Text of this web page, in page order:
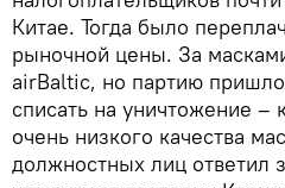
Китае. Тогда было
рыночной цены. За
airBaltic, но партию
списать на уничтожение –
очень низкого качества
должностных лиц ответил